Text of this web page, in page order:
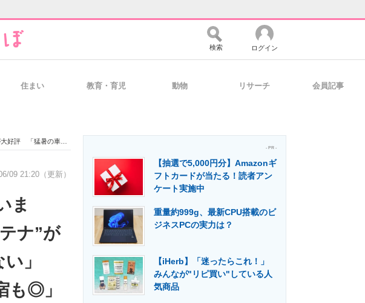
経営リーダーのコミュニティ マーケ×ITの今がよく分かる
製造業のIT導入・活用を支援
エネルギーの専門メディア 建設×テクノロジーの最前線
検索 ログイン
住まい 教育・育児 動物 リサーチ 会員記事
ンキン」「1泊2日の合宿も◎」
09 21:20（更新）
ま
ナ”が
」
も◎」
- PR -
【抽選で5,000円分】Amazonギ
フトカードが当たる！読者アン
ケート実施中
重量約999g、最新CPU搭載のビ
ジネスPCの実力は？
【iHerb】「迷ったらこれ！」
みんなが"リピ買い"している人
気商品